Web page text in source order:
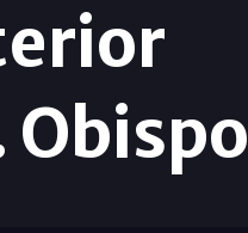
Obispo